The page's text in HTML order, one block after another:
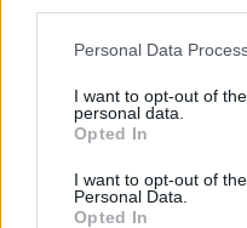
Please note that this
not limited to your visit or
grant or deny consent to
use your data for below
consent section.
Personal Data
I want to opt-out of
personal data.
Opted In
I want to opt-out of
Personal Data.
Opted In
Jó étvágyat!
Elkészítési idő: 20 perc